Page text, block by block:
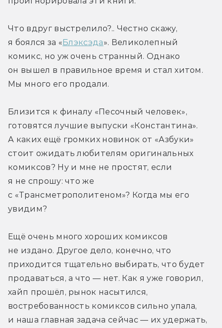
Что вдруг выстрелило?.. Честно скажу,
я боялся за «Блэксэда». Великолепный
комикс, но уж очень странный. Однако
он вышел в правильное время и стал хитом.
Мы много его продали.
Близится к финалу «Песочный человек»,
готовятся лучшие выпуски «Константина».
А каких ещё громких новинок от «Азбуки»
стоит ожидать любителям оригинальных
комиксов? Ну и мне не простят, если
я не спрошу: что же
с «Трансметрополитеном»? Когда мы его
увидим?
Ещё очень много хороших комиксов
не издано. Другое дело, конечно, что
приходится тщательно выбирать, что будет
продаваться, а что — нет. Как я уже говорил,
хайп прошёл, рынок насытился,
востребованность комиксов сильно упала,
и наша главная задача сейчас — их удержать,